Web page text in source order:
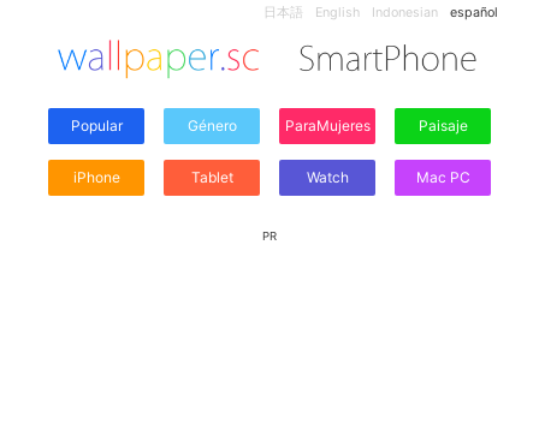
日本語 English Indonesian español
Popular Género ParaMujeres Paisaje
iPhone Tablet Watch Mac PC
PR